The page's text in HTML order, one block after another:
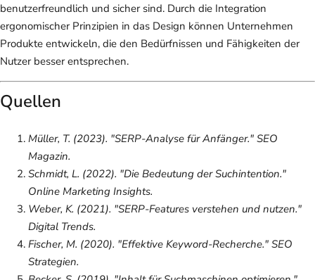
benutzerfreundlich und sicher sind. Durch die Integration
ergonomischer Prinzipien in das Design können Unternehmen
Produkte entwickeln, die den Bedürfnissen und Fähigkeiten der
Nutzer besser entsprechen.
Quellen
Müller, T. (2023). "SERP-Analyse für Anfänger." SEO
Magazin.
Schmidt, L. (2022). "Die Bedeutung der Suchintention."
Online Marketing Insights.
Weber, K. (2021). "SERP-Features verstehen und nutzen."
Digital Trends.
Fischer, M. (2020). "Effektive Keyword-Recherche." SEO
Strategien.